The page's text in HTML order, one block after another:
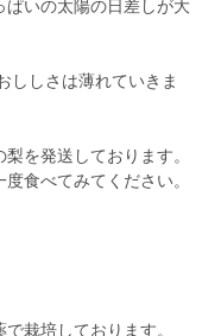
いの太陽の日差しが大
ししさは薄れていきま
を発送しております。
食べてみてください。
栽培しております。